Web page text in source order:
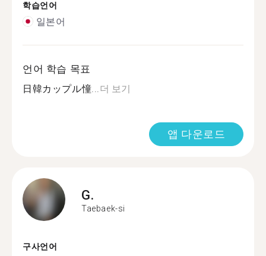
학습언어
일본어
언어 학습 목표
日韓カップル憧... 더 보기
앱 다운로드
G.
Taebaek-si
구사언어